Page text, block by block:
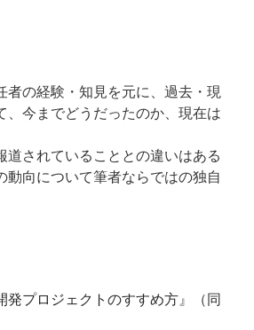
者の経験・知見を元に、過去・現
、今までどうだったのか、現在は
道されていることとの違いはある
動向について筆者ならではの独自
発プロジェクトのすすめ方』（同